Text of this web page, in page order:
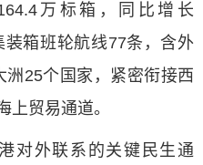
万标箱，同比增长
箱班轮航线77条，含外
洲25个国家，紧密衔接西
上贸易通道。
对外联系的关键民生通